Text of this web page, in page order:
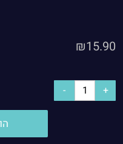
₪15.90